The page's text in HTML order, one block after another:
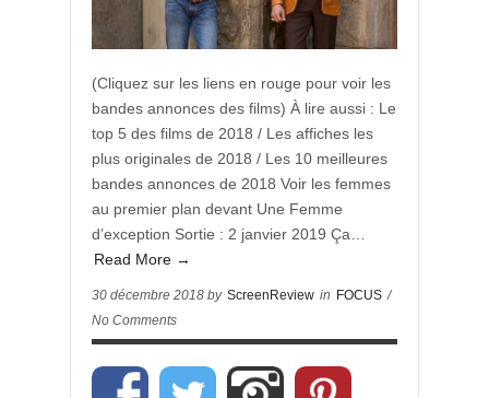
(Cliquez sur les liens en rouge pour voir les
bandes annonces des films) À lire aussi : Le
top 5 des films de 2018 / Les affiches les
plus originales de 2018 / Les 10 meilleures
bandes annonces de 2018 Voir les femmes
au premier plan devant Une Femme
d’exception Sortie : 2 janvier 2019 Ça…
Read More →
30 décembre 2018 by ScreenReview in FOCUS /
No Comments